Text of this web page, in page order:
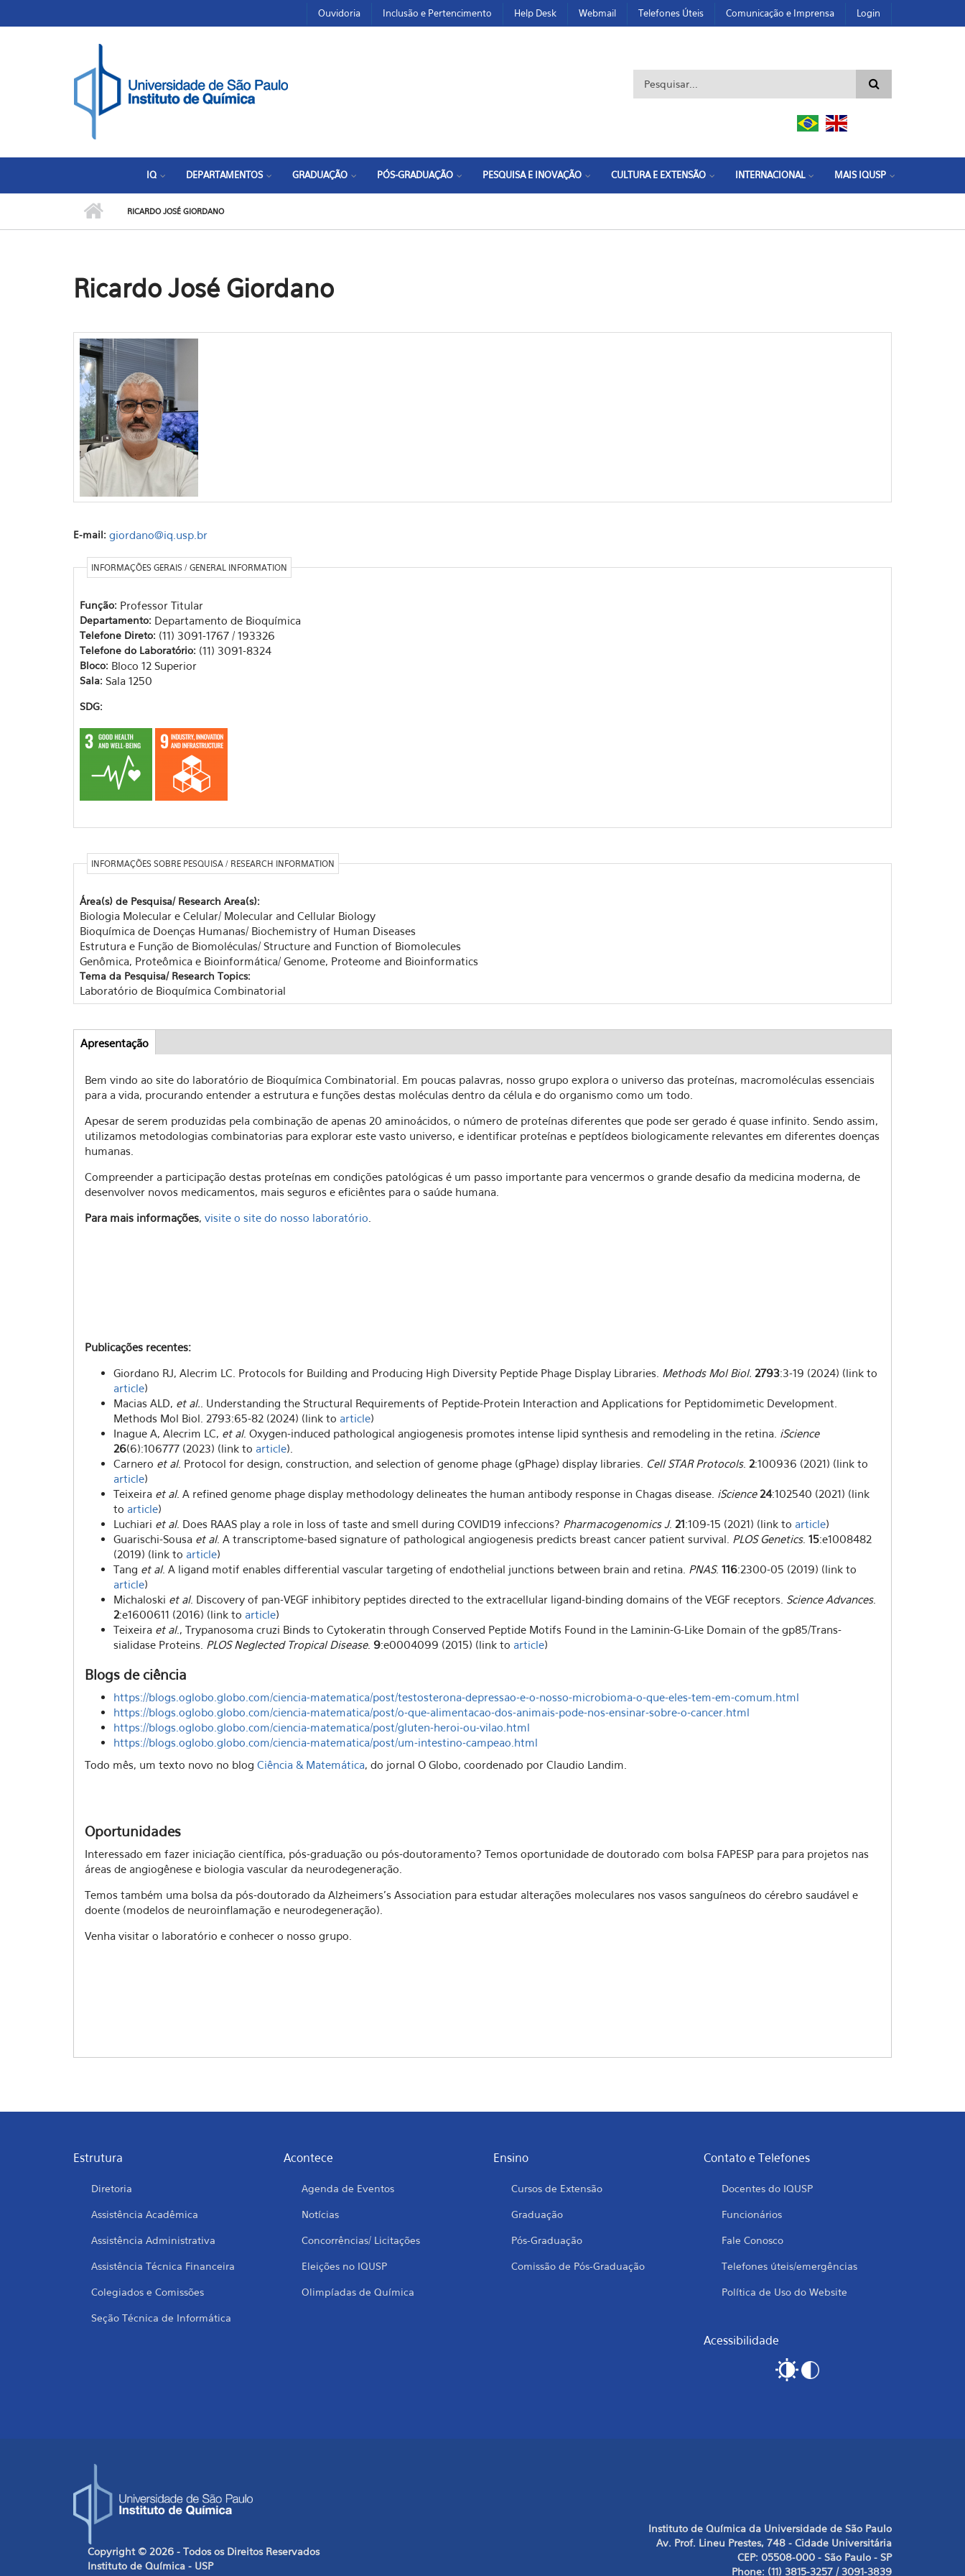
Ouvidoria Inclusão e Pertencimento Help Desk Webmail Telefones Úteis Comunicação e Imprensa Login
Formulário de busca
IQ DEPARTAMENTOS GRADUAÇÃO PÓS-GRADUAÇÃO PESQUISA E INOVAÇÃO CULTURA E EXTENSÃO INTERNACIONAL MAIS IQUSP
RICARDO JOSÉ GIORDANO
Ricardo José Giordano
E-mail: giordano@iq.usp.br
INFORMAÇÕES GERAIS / GENERAL INFORMATION
Função: Professor Titular
Departamento: Departamento de Bioquímica
Telefone Direto: (11) 3091-1767 / 193326
Telefone do Laboratório: (11) 3091-8324
Bloco: Bloco 12 Superior
Sala: Sala 1250
SDG:
INFORMAÇÕES SOBRE PESQUISA / RESEARCH INFORMATION
Área(s) de Pesquisa/ Research Area(s):
Biologia Molecular e Celular/ Molecular and Cellular Biology
Bioquímica de Doenças Humanas/ Biochemistry of Human Diseases
Estrutura e Função de Biomoléculas/ Structure and Function of Biomolecules
Genômica, Proteômica e Bioinformática/ Genome, Proteome and Bioinformatics
Tema da Pesquisa/ Research Topics:
Laboratório de Bioquímica Combinatorial
Abas
Apresentação
ativa)
Bem vindo ao site do laboratório de Bioquímica Combinatorial. Em poucas palavras, nosso grupo explora o universo das proteínas, macromoléculas essenciais
para a vida, procurando entender a estrutura e funções destas moléculas dentro da célula e do organismo como um todo.
Apesar de serem produzidas pela combinação de apenas 20 aminoácidos, o número de proteínas diferentes que pode ser gerado é quase infinito. Sendo assim,
utilizamos metodologias combinatorias para explorar este vasto universo, e identificar proteínas e peptídeos biologicamente relevantes em diferentes doenças
humanas.
Compreender a participação destas proteínas em condições patológicas é um passo importante para vencermos o grande desafio da medicina moderna, de
desenvolver novos medicamentos, mais seguros e eficiêntes para o saúde humana.
Para mais informações, visite o site do nosso laboratório
Publicações recentes:
Giordano RJ, Alecrim LC. Protocols for Building and Producing High Diversity Peptide Phage Display Libraries. Methods Mol Biol. 2793:3-19 (2024) (link to
article)
Macias ALD, et al. . Understanding the Structural Requirements of Peptide-Protein Interaction and Applications for Peptidomimetic Development.
Methods Mol Biol. 2793:65-82 (2024) (link to article)
Inague A, Alecrim LC, et al. Oxygen-induced pathological angiogenesis promotes intense lipid synthesis and remodeling in the retina. iScience
26(6):106777 (2023) (link to article).
Carnero et al. Protocol for design, construction, and selection of genome phage (gPhage) display libraries. Cell STAR Protocols. 2:100936 (2021) (link to
article)
Teixeira et al. A refined genome phage display methodology delineates the human antibody response in Chagas disease. iScience 24:102540 (2021) (link
to article)
Luchiari et al. Does RAAS play a role in loss of taste and smell during COVID19 infeccions? Pharmacogenomics J. 21:109-15 (2021) (link to article)
Guarischi-Sousa et al. A transcriptome-based signature of pathological angiogenesis predicts breast cancer patient survival. PLOS Genetics. 15:e1008482
(2019) (link to article)
Tang et al. A ligand motif enables differential vascular targeting of endothelial junctions between brain and retina. PNAS. 116:2300-05 (2019) (link to
article)
Michaloski et al. Discovery of pan-VEGF inhibitory peptides directed to the extracellular ligand-binding domains of the VEGF receptors. Science Advances.
2:e1600611 (2016) (link to article)
Teixeira et al., Trypanosoma cruzi Binds to Cytokeratin through Conserved Peptide Motifs Found in the Laminin-G-Like Domain of the gp85/Trans-
sialidase Proteins. PLOS Neglected Tropical Disease. 9:e0004099 (2015) (link to article)
Blogs de ciência
https://blogs.oglobo.globo.com/ciencia-matematica/post/testosterona-depressao-e-o-nosso-microbioma-o-que-eles-tem-em-comum.html
https://blogs.oglobo.globo.com/ciencia-matematica/post/o-que-alimentacao-dos-animais-pode-nos-ensinar-sobre-o-cancer.html
https://blogs.oglobo.globo.com/ciencia-matematica/post/gluten-heroi-ou-vilao.html
https://blogs.oglobo.globo.com/ciencia-matematica/post/um-intestino-campeao.html
Todo mês, um texto novo no blog Ciência & Matemática, do jornal O Globo, coordenado por Claudio Landim.
Oportunidades
Interessado em fazer iniciação científica, pós-graduação ou pós-doutoramento? Temos oportunidade de doutorado com bolsa FAPESP para para projetos nas
áreas de angiogênese e biologia vascular da neurodegeneração.
Temos também uma bolsa da pós-doutorado da Alzheimers's Association para estudar alterações moleculares nos vasos sanguíneos do cérebro saudável e
doente (modelos de neuroinflamação e neurodegeneração).
Venha visitar o laboratório e conhecer o nosso grupo.
Estrutura
Diretoria
Assistência Acadêmica
Assistência Administrativa
Assistência Técnica Financeira
Colegiados e Comissões
Seção Técnica de Informática
Acontece
Agenda de Eventos
Notícias
Concorrências/ Licitações
Eleições no IQUSP
Olimpíadas de Química
Ensino
Cursos de Extensão
Graduação
Pós-Graduação
Comissão de Pós-Graduação
Contato e Telefones
Docentes do IQUSP
Funcionários
Fale Conosco
Telefones úteis/emergências
Política de Uso do Website
Acessibilidade
Copyright © 2026 - Todos os Direitos Reservados
Instituto de Química - USP
Instituto de Química da Universidade de São Paulo
Av. Prof. Lineu Prestes, 748 - Cidade Universitária
CEP: 05508-000 - São Paulo - SP
Phone: (11) 3815-3257 / 3091-3839